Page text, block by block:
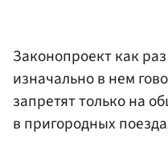
Законопроект как
изначально в нем
запретят только на
в пригородных